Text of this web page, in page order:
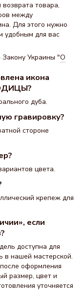
товара,
между
Для этого нужно
удобным для вас
Закону Украины "О
​​икона
дуба.
гравировку?
стороне
цвета.
крепеж для
если
доступна для
в нашей мастерской.
оформления
размер, цвет и
уточняется